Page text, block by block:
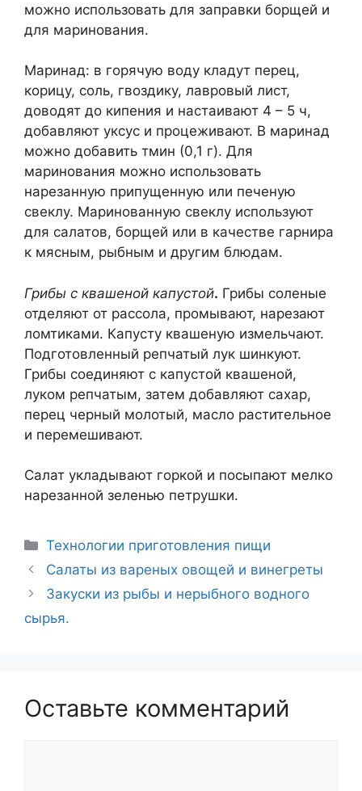
можно использовать для заправки борщей и
для маринования.
Маринад: в горячую воду кладут перец,
корицу, соль, гвоздику, лавровый лист,
доводят до кипения и настаивают 4 – 5 ч,
добавляют уксус и процеживают. В маринад
можно добавить тмин (0,1 г). Для
маринования можно использовать
нарезанную припущенную или печеную
свеклу. Маринованную свеклу используют
для салатов, борщей или в качестве гарнира
к мясным, рыбным и другим блюдам.
Грибы с квашеной капустой. Грибы соленые
отделяют от рассола, промывают, нарезают
ломтиками. Капусту квашеную измельчают.
Подготовленный репчатый лук шинкуют.
Грибы соединяют с капустой квашеной,
луком репчатым, затем добавляют сахар,
перец черный молотый, масло растительное
и перемешивают.
Салат укладывают горкой и посыпают мелко
нарезанной зеленью петрушки.
Рубрики
Технологии приготовления пищи
Навигация
записи
Салаты из вареных овощей и винегреты
Закуски из рыбы и нерыбного водного
сырья.
Оставьте комментарий